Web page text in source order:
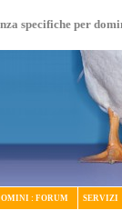
specifiche per
: FORUM SERVIZI